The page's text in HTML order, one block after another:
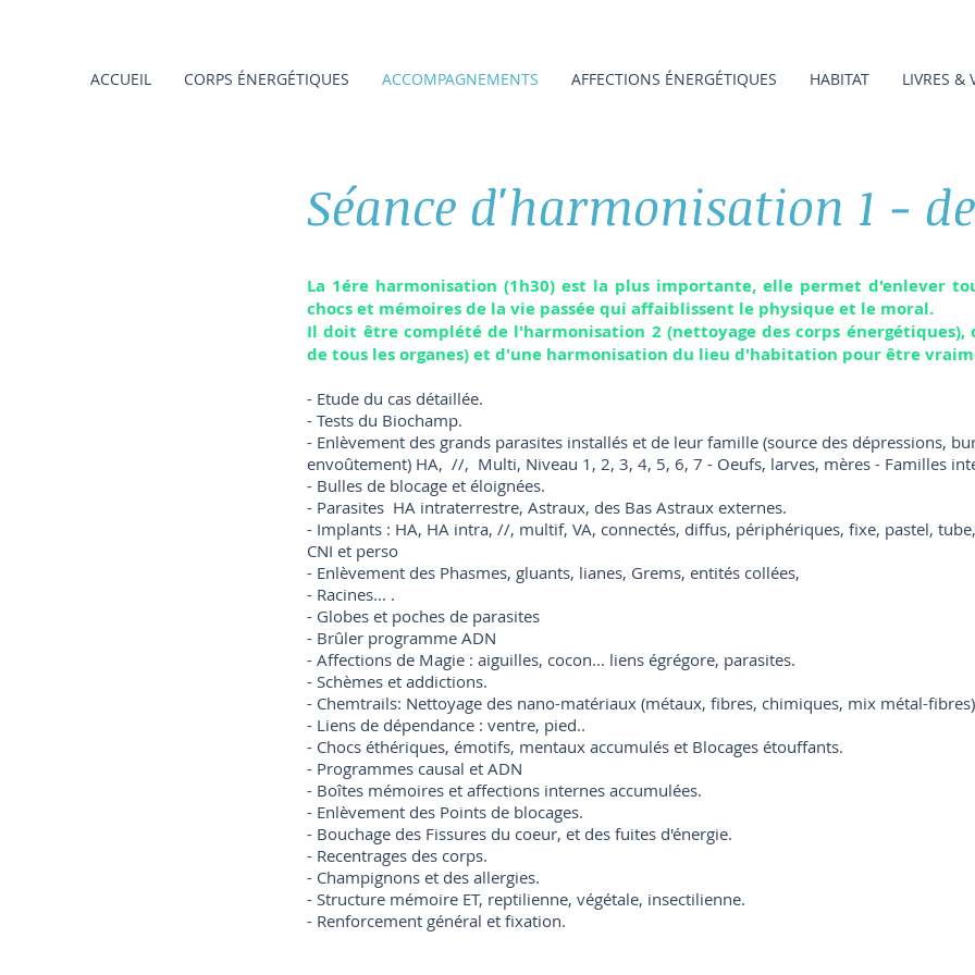
ACCUEIL CORPS ÉNERGÉTIQUES ACCOMPAGNEMENTS AFFECTIONS ÉNERGÉTIQUES HABITAT LIVRES &
Séance d'harmonisation 1 -
La 1ére harmonisation (1h30) est la plus importante, elle permet d'enlever
chocs et mémoires de la vie passée qui affaiblissent le physique et le moral.
Il doit être complété de l'harmonisation 2 (nettoyage des corps
de tous les organes) et d'une harmonisation du lieu d'habitation pour être
- Etude du cas détaillée.
- Tests du Biochamp.
- Enlèvement des grands parasites installés et de leur famille (source des dépressions,
envoûtement) HA, //, Multi, Niveau 1, 2, 3, 4, 5, 6, 7 - Oeufs, larves, mères - Familles
- Bulles de blocage et éloignées.
- Parasites HA intraterrestre, Astraux, des Bas Astraux externes.
- Implants : HA, HA intra, //, multif, VA, connectés, diffus, périphériques, fixe, pastel,
CNI et perso
- Enlèvement des Phasmes, gluants, lianes, Grems, entités collées,
- Racines... .
- Globes et poches de parasites
- Brûler programme ADN
- Affections de Magie : aiguilles, cocon... liens égrégore, parasites.
- Schèmes et addictions.
- Chemtrails: Nettoyage des nano-matériaux (métaux, fibres, chimiques, mix métal-
- Liens de dépendance : ventre, pied..
- Chocs éthériques, émotifs, mentaux accumulés et Blocages étouffants.
- Programmes causal et ADN
- Boîtes mémoires et affections internes accumulées.
- Enlèvement des Points de blocages.
- Bouchage des Fissures du coeur, et des fuites d'énergie.
- Recentrages des corps.
- Champignons et des allergies.
- Structure mémoire ET, reptilienne, végétale, insectilienne.
- Renforcement général et fixation.